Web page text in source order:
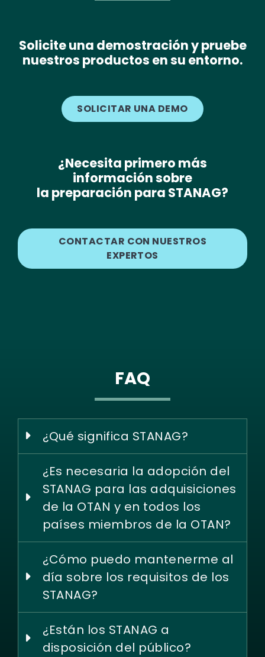
Solicite una demostración y pruebe
nuestros productos en su entorno.
SOLICITAR UNA DEMO
¿Necesita primero más
información sobre
la preparación para STANAG?
CONTACTAR CON NUESTROS
EXPERTOS
FAQ
¿Qué significa STANAG?
¿Es necesaria la adopción del
STANAG para las adquisiciones
de la OTAN y en todos los
países miembros de la OTAN?
¿Cómo puedo mantenerme al
día sobre los requisitos de los
STANAG?
¿Están los STANAG a
disposición del público?